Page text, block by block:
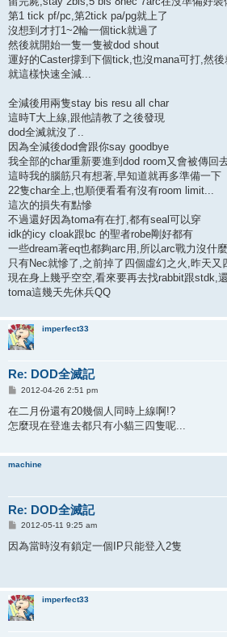
第1 tick pf/pc,第2tick pa/pg就上了
沒想到才打1~2輪一個tick就過了
然後就開始一隻一隻被dod shout
運好的Caster撐到下個tick,也沒mana可打,然
就這樣快速全減...
全減後用兩隻stay bis resu all char
這時T大上線,跟他請教了之後發現
dod全滅就沒了..
因為全減後dod會跟你say goodbye
我全部的char重新要進到dod room又會被傳回
這時我的腦筋只有想著,早知道就再多準備一下
22隻char全上,也順便看看有沒有room limit...
這次的損失有點慘
不過還好因為toma有在打,都有seal可以穿
idk的icy cloak跟bc 的聖者robe剛好都有
一些dream著eq也都夠arc用,所以arc戰力沒什
只有Nec就慘了,之前掉了四個虛幻之火,昨天又
現在身上幾乎空空,看來要再去找rabbit跟stdk,
toma這幾天先休兵QQ
imperfect33
Re: DOD全滅記
P
s
t
2012-04-26 2:51 pm
在二月份還有20幾個人同時上線啊!?
怎麼現在登進去都只有小貓三四隻呢...
machine
Re: DOD全滅記
P
s
t
2012-05-11 9:25 am
因為當時沒有鎖定一個IP只能登入2隻
imperfect33